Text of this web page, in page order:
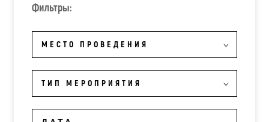
Фильтры:
МЕСТО ПРОВЕДЕНИЯ
ТИП МЕРОПРИЯТИЯ